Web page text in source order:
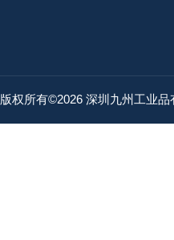
版权所有©2026 深圳九州工业